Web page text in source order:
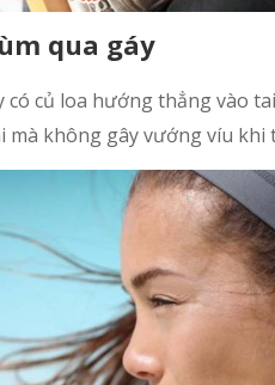
qua gáy
củ loa hướng thẳng vào
mà không gây vướng víu khi